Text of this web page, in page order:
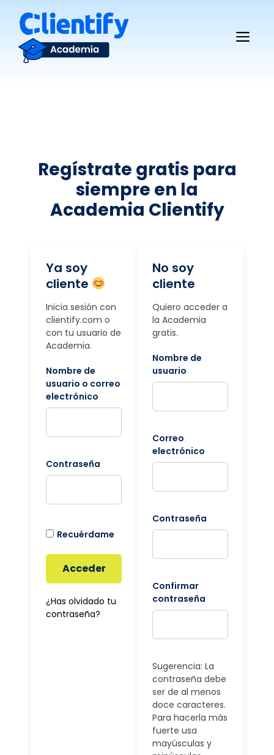
contenido
Regístrate gratis para
siempre en la
Academia Clientify
Ya soy
cliente
Inicia sesión con
clientify.com o
con tu usuario de
Academia.
Nombre de
usuario o correo
electrónico
Contraseña
Recuérdame
Acceder
¿Has olvidado tu
contraseña?
No soy
cliente
Quiero acceder a
la Academia
gratis.
Nombre de
usuario
Correo
electrónico
Contraseña
Confirmar
contraseña
Sugerencia: La
contraseña debe
ser de al menos
doce caracteres.
Para hacerla más
fuerte usa
mayúsculas y